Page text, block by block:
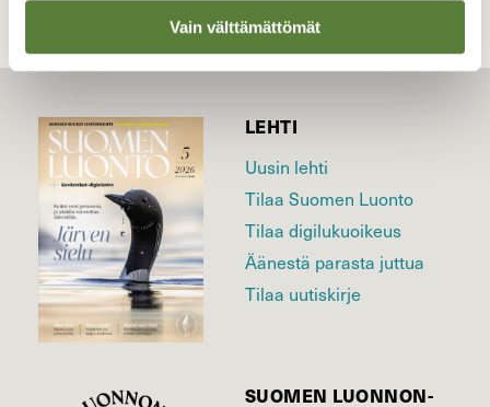
Vain välttämättömät
LEHTI
Uusin lehti
Tilaa Suomen Luonto
Tilaa digilukuoikeus
Äänestä parasta juttua
Tilaa uutiskirje
SUOMEN LUONNON­